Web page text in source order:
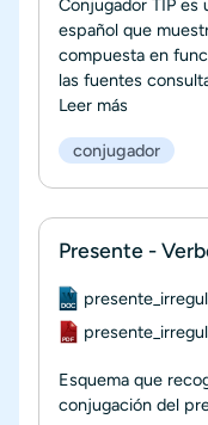
español que
compuesta en
las fuentes
Leer más
conjugador
Presente -
Documento
Documento
Esquema que
conjugación del